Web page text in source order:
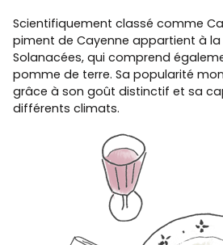
Scientifiquement classé comme
piment de Cayenne appartient à
Solanacées, qui comprend
pomme de terre. Sa popularité
grâce à son goût distinctif et sa
différents climats.